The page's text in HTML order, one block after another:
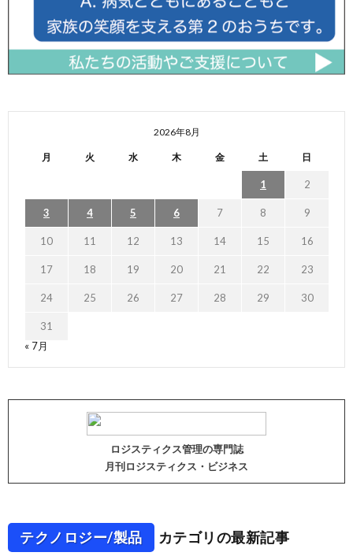
2026年8月
月 火 水 木 金 土 日
1 2
3 4 5 6 7 8 9
10 11 12 13 14 15 16
17 18 19 20 21 22 23
24 25 26 27 28 29 30
31
« 7月
ロジスティクス管理の専門誌
月刊ロジスティクス・ビジネス
テクノロジー/製品 カテゴリの最新記事